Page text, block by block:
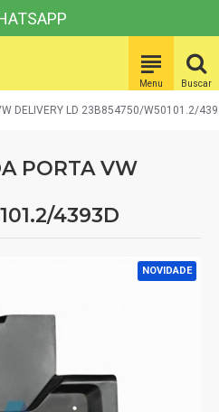
DELIVERY LD 23B854750/W50101.2/
PORTA VW
4393D
NOVIDADE